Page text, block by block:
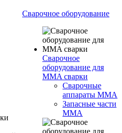
Сварочное оборудование
Сварочное
оборудование для
MMA сварки
Сварочные
аппараты MMA
Запасные части
MMA